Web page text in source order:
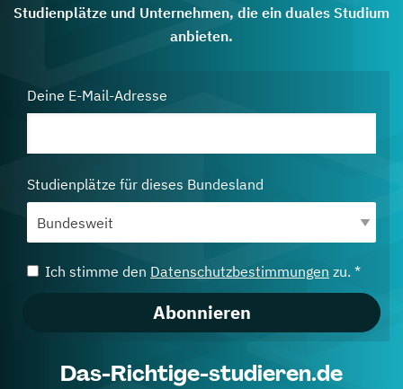
Studienplätze und Unternehmen, die ein duales Studium
anbieten.
Deine E-Mail-Adresse
Studienplätze für dieses Bundesland
Ich stimme den Datenschutzbestimmungen zu. *
Abonnieren
Das-Richtige-studieren.de